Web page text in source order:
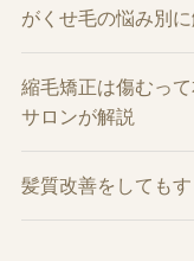
がくせ毛の悩み別に
縮毛矯正は傷むっ
サロンが解説
髪質改善をしても